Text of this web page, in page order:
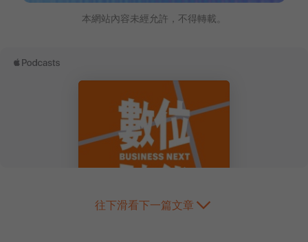
本網站內容未經允許，不得轉載。
往下滑看下一篇文章